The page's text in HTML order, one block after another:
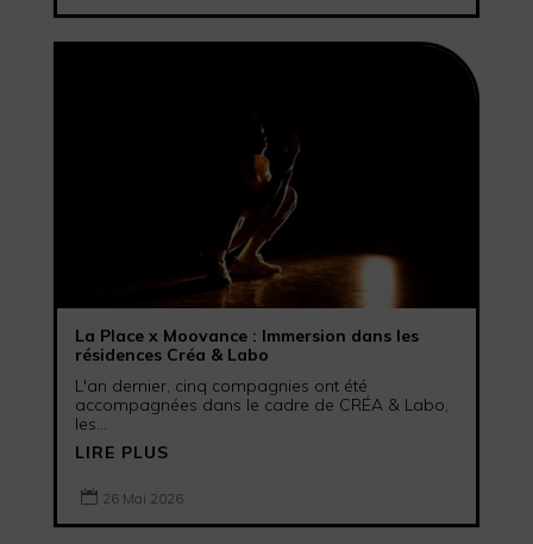
La Place x Moovance : Immersion dans les
résidences Créa & Labo
L'an dernier, cinq compagnies ont été
accompagnées dans le cadre de CRÉA & Labo,
les...
LIRE PLUS
 26 Mai 2026